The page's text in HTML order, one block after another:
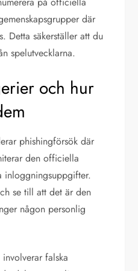
där
Detta säkerställer att du
spelutvecklarna.
och hur
phishingförsök där
den officiella
inloggningsuppgifter.
se till att det är den
någon personlig
falska